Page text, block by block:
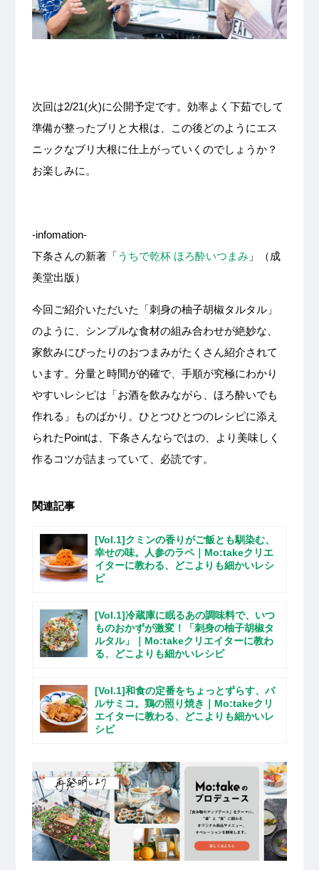
次回は2/21(火)に公開予定です。効率よく下茹でして
準備が整ったブリと大根は、この後どのようにエス
ニックなブリ大根に仕上がっていくのでしょうか？
お楽しみに。
-infomation-
下条さんの新著「うちで乾杯 ほろ酔いつまみ 」（成
美堂出版）
今回ご紹介いただいた「刺身の柚子胡椒タルタル」
のように、シンプルな食材の組み合わせが絶妙な、
家飲みにぴったりのおつまみがたくさん紹介されて
います。分量と時間が的確で、手順が究極にわかり
やすいレシピは「お酒を飲みながら、ほろ酔いでも
作れる」ものばかり。ひとつひとつのレシピに添え
られたPointは、下条さんならではの、より美味しく
作るコツが詰まっていて、必読です。
関連記事
[Vol.1]クミンの香りがご飯とも馴染む、
幸せの味。人参のラペ｜Mo:takeクリエ
イターに教わる、どこよりも細かいレシ
ピ
[Vol.1]冷蔵庫に眠るあの調味料で、いつ
ものおかずが激変！「刺身の柚子胡椒タ
ルタル」｜Mo:takeクリエイターに教わ
る、どこよりも細かいレシピ
[Vol.1]和食の定番をちょっとずらす、バ
ルサミコ。鶏の照り焼き｜Mo:takeクリ
エイターに教わる、どこよりも細かいレ
シピ